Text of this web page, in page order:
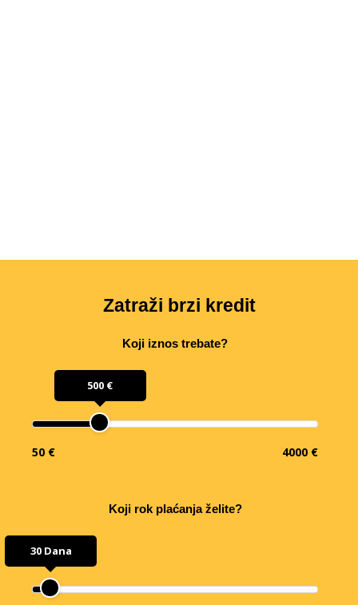
Zatraži brzi kredit
Koji iznos trebate?
500 €
50 € 4000 €
Koji rok plaćanja želite?
30 Dana